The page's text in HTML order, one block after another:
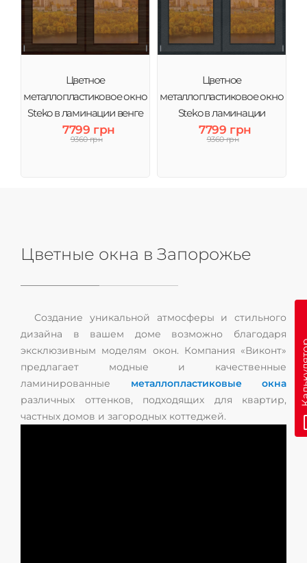
Цветное
металлопластиковое окно
Steko в ламинации венге
тонировка бронза
7799 грн
9360 грн
Цветное
металлопластиковое окно
Steko в ламинации
Антрацит тонировка
бронза
7799 грн
9360 грн
Цветные окна в Запорожье
Создание уникальной атмосферы и стильного
дизайна в вашем доме возможно благодаря
эксклюзивным моделям окон. Компания «Виконт»
предлагает модные и качественные
ламинированные металлопластиковые окна
различных оттенков, подходящих для квартир,
частных домов и загородных коттеджей.